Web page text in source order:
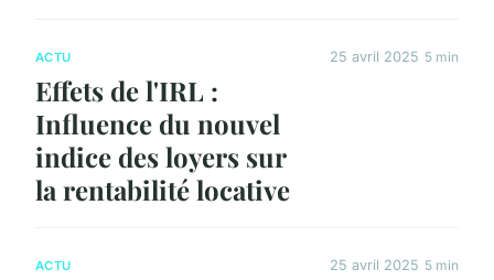
ACTU
Effets de l'IRL :
Influence du nouvel
indice des loyers sur
la rentabilité locative
25 avril 2025 5 min
ACTU 25 avril 2025 5 min